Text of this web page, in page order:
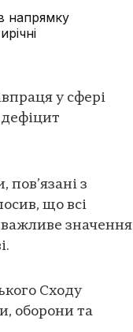
напрямку
у сфері
дефіцит
з
що всі
значення
Сходу
оборони та